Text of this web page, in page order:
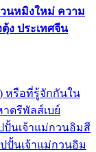
วนหมิงใหม่ ความ
ง ประเทศจีน
) หรือที่รู้จักกันใน
ดรีพัลส์เบย์
ปั้นเจ้าแม่กวนอิมสี
ปั้นเจ้าแม่กวนอิม